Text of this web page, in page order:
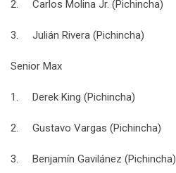
2. Carlos Molina Jr. (Pichincha)
3. Julián Rivera (Pichincha)
Senior Max
1. Derek King (Pichincha)
2. Gustavo Vargas (Pichincha)
3. Benjamín Gavilánez (Pichincha)